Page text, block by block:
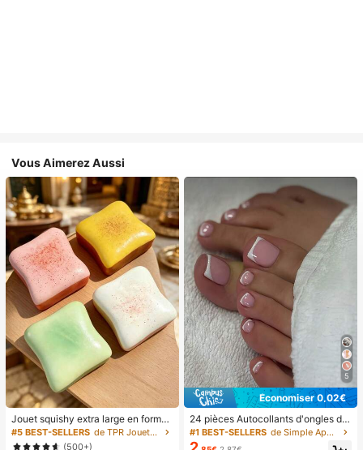
Vous Aimerez Aussi
Jouet squishy extra large en forme
de toast, jouet anti-stress super do
ux en beurre de toast, disponible en
#5 BEST-SELLERS
de TPR Jouets amusants et fantaisie pour adolescen
(500+)
5
Économiser 0,02€
24 pièces Autocollants d'ongles d'o
rteil carrés pour créer de nouveaux
designs d'ongles ! Base nude rétro
#1 BEST-SELLERS de Simple Appuyez sur les faux ongles